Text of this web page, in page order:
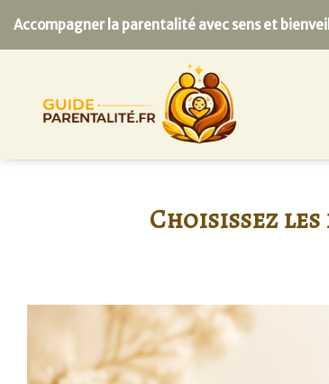
to
Accompagner la parentalité avec sens et
Choisissez